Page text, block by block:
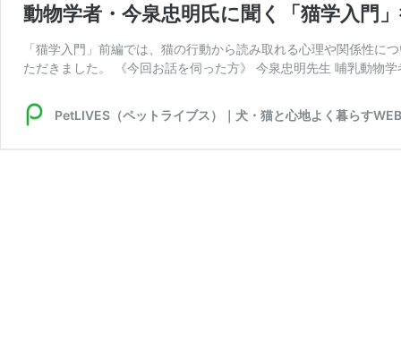
動物学者・今泉忠明氏に聞く「猫学入門
「猫学入門」前編では、猫の行動から読み取れる心理や関係性
ただきました。 《今回お話を伺った方》 今泉忠明先生 哺乳動物
PetLIVES（ペットライブス）｜犬・猫と心地よく暮らす